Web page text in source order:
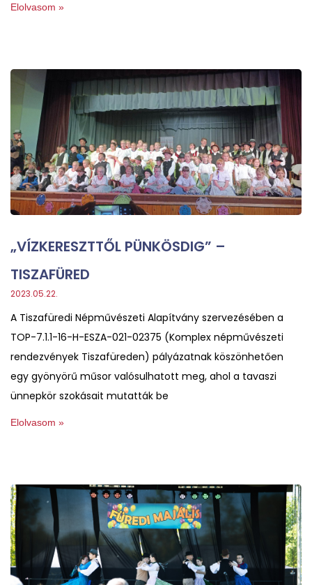
Elolvasom »
„VÍZKERESZTTŐL PÜNKÖSDIG” –
TISZAFÜRED
2023.05.22.
A Tiszafüredi Népművészeti Alapítvány szervezésében a
TOP-7.1.1-16-H-ESZA-021-02375 (Komplex népművészeti
rendezvények Tiszafüreden) pályázatnak köszönhetően
egy gyönyörű műsor valósulhatott meg, ahol a tavaszi
ünnepkör szokásait mutatták be
Elolvasom »